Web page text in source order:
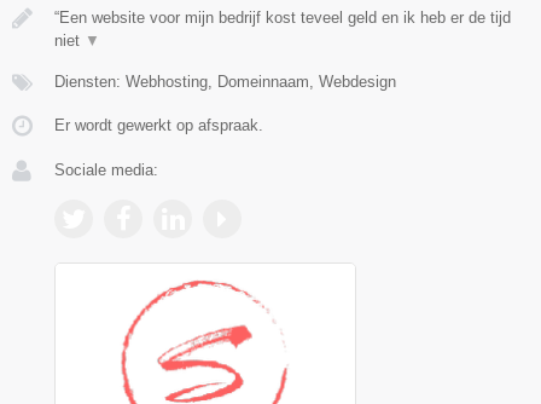
“Een website voor mijn bedrijf kost teveel geld en ik heb er de tijd
niet ▼
Diensten: Webhosting, Domeinnaam, Webdesign
Er wordt gewerkt op afspraak.
Sociale media: